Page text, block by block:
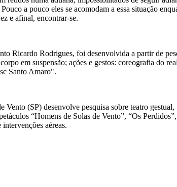
a pouco eles se acomodam a essa situação
e afinal, encontrar-se.
Ricardo Rodrigues, foi desenvolvida a partir de
em suspensão; ações e gestos: coreografia do
Santo Amaro".
(SP) desenvolve pesquisa sobre teatro
“Homens de Solas de Vento”, “Os
aéreas.